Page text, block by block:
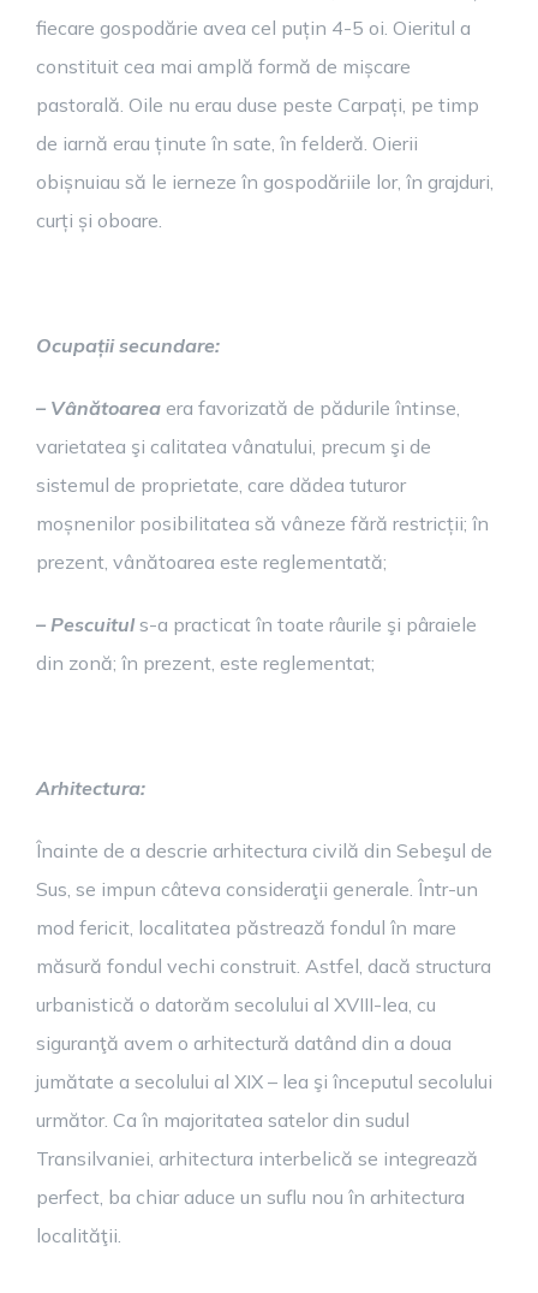
fiecare gospodărie avea cel puțin 4-5 oi. Oieritul a
constituit cea mai amplă formă de mișcare
pastorală. Oile nu erau duse peste Carpați, pe timp
de iarnă erau ținute în sate, în felderă. Oierii
obișnuiau să le ierneze în gospodăriile lor, în grajduri,
curți și oboare.
Ocupații secundare:
– Vânătoarea era favorizată de pădurile întinse,
varietatea şi calitatea vânatului, precum şi de
sistemul de proprietate, care dădea tuturor
moșnenilor posibilitatea să vâneze fără restricții; în
prezent, vânătoarea este reglementată;
– Pescuituls-a practicat în toate râurile şi pâraiele
din zonă; în prezent, este reglementat;
Arhitectura:
Înainte de a descrie arhitectura civilă din Sebeşul de
Sus, se impun câteva consideraţii generale. Într-un
mod fericit, localitatea păstrează fondul în mare
măsură fondul vechi construit. Astfel, dacă structura
urbanistică o datorăm secolului al XVIII-lea, cu
siguranţă avem o arhitectură datând din a doua
jumătate a secolului al XIX – lea şi începutul secolului
următor. Ca în majoritatea satelor din sudul
Transilvaniei, arhitectura interbelică se integrează
perfect, ba chiar aduce un suflu nou în arhitectura
localităţii.